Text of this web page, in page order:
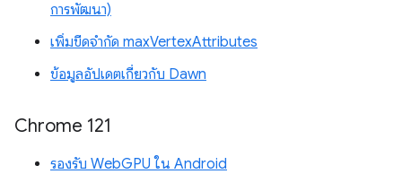
การพัฒนา)
เพิ่มขีดจำกัด maxVertexAttributes
ข้อมูลอัปเดตเกี่ยวกับ Dawn
Chrome 121
รองรับ WebGPU ใน Android